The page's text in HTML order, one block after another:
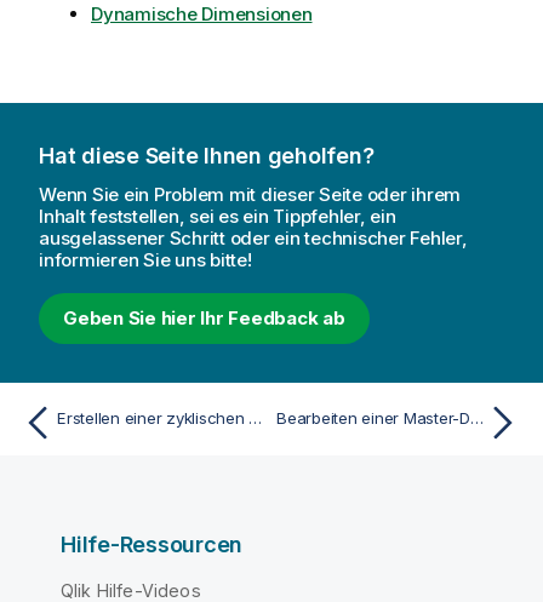
Dynamische Dimensionen
Hat diese Seite Ihnen geholfen?
Wenn Sie ein Problem mit dieser Seite oder ihrem
Inhalt feststellen, sei es ein Tippfehler, ein
ausgelassener Schritt oder ein technischer Fehler,
informieren Sie uns bitte!
Geben Sie hier Ihr Feedback ab
Erstellen einer zyklischen Dimension Bearbeiten einer Master-Dimension
Hilfe-Ressourcen
Qlik Hilfe-Videos